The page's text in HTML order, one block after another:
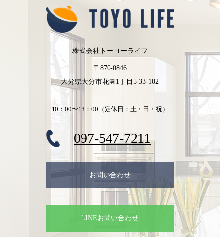
株式会社トーヨーライフ
〒870-0846
大分県大分市花園1丁目5-33-102
10：00〜18：00（定休日：土・日・祝）
097-547-7211
お問い合わせ
LINEお問い合わせ